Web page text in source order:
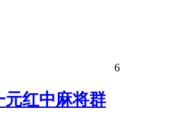
6
元红中麻将群